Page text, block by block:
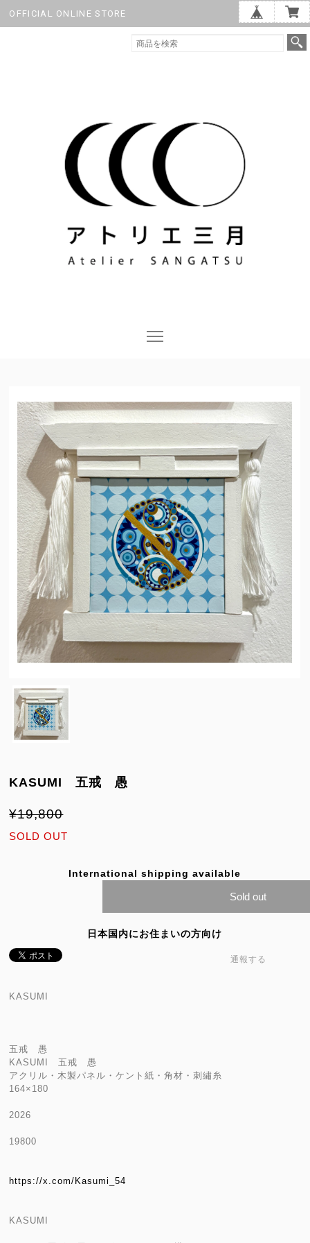
OFFICIAL ONLINE STORE
KASUMI 五戒 愚
¥19,800
SOLD OUT
International shipping available
Sold out
日本国内にお住まいの方向け
通報する
KASUMI
五戒 愚
KASUMI 五戒 愚
アクリル・木製パネル・ケント紙・角材・刺繡糸
164×180
2026
19800
https://x.com/Kasumi_54
KASUMI